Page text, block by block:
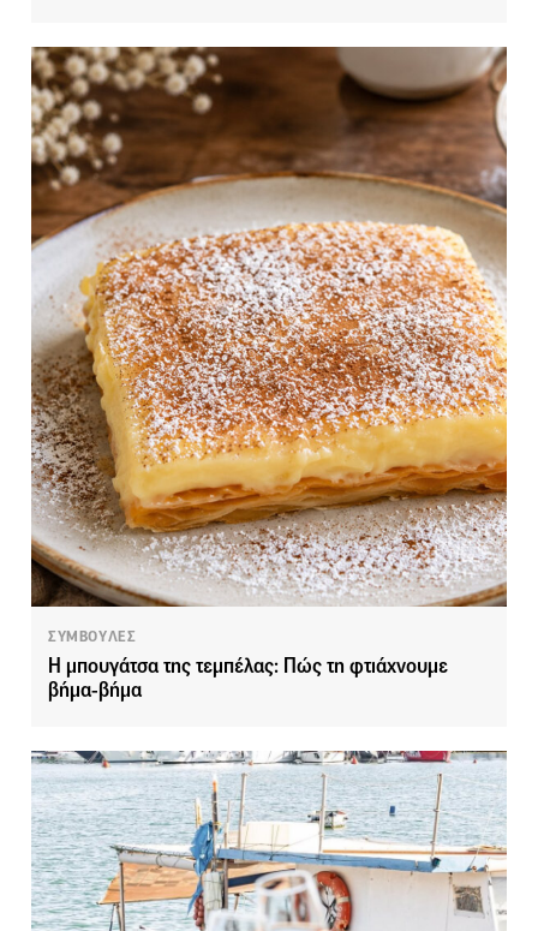
ΣΥΜΒΟΥΛΕΣ
Η μπουγάτσα της τεμπέλας: Πώς τη φτιάχνουμε
βήμα-βήμα